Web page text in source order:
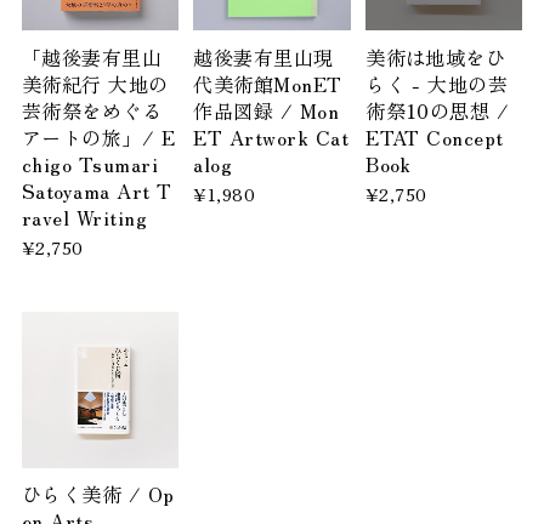
「越後妻有里山
美術紀行 大地の
芸術祭をめぐる
アートの旅」/ E
chigo Tsumari
Satoyama Art T
ravel Writing
¥2,750
越後妻有里山現
代美術館MonET
作品図録 / Mon
ET Artwork Cat
alog
¥1,980
美術は地域をひ
らく - 大地の芸
術祭10の思想 /
ETAT Concept
Book
¥2,750
ひらく美術 / Op